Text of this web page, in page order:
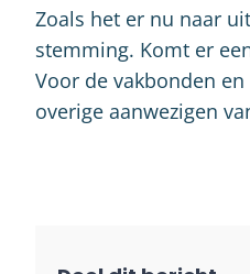
Zoals het er nu naar
stemming. Komt er
Voor de vakbonden
overige aanwezigen